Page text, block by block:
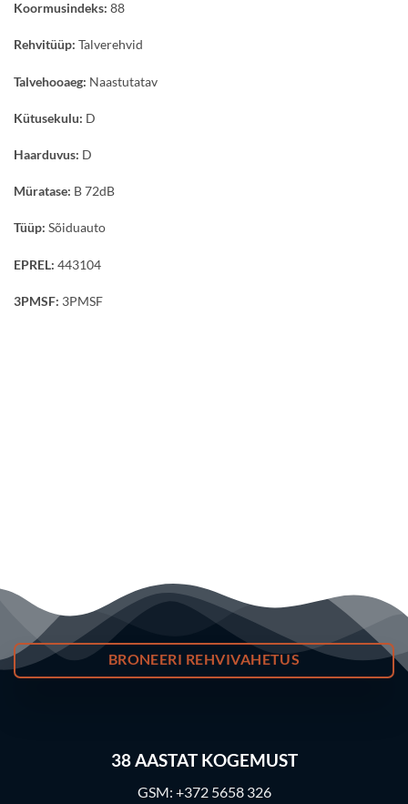
Koormusindeks: 88
Rehvitüüp: Talverehvid
Talvehooaeg: Naastutatav
Kütusekulu: D
Haarduvus: D
Müratase: B 72dB
Tüüp: Sõiduauto
EPREL: 443104
3PMSF: 3PMSF
BRONEERI REHVIVAHETUS
38AASTAT KOGEMUST
GSM: +372 5658 326